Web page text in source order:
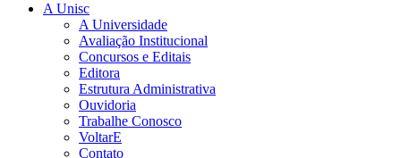
A Unisc
A Universidade
Avaliação Institucional
Concursos e Editais
Editora
Estrutura Administrativa
Ouvidoria
Trabalhe Conosco
VoltarE
Contato